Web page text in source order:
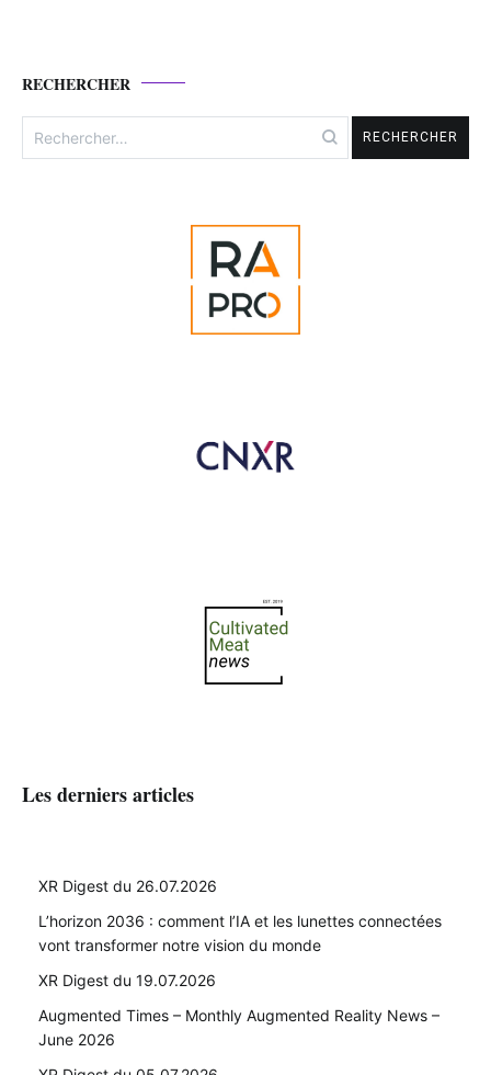
RECHERCHER
Les derniers articles
XR Digest du 26.07.2026
L’horizon 2036 : comment l’IA et les lunettes connectées
vont transformer notre vision du monde
XR Digest du 19.07.2026
Augmented Times – Monthly Augmented Reality News –
June 2026